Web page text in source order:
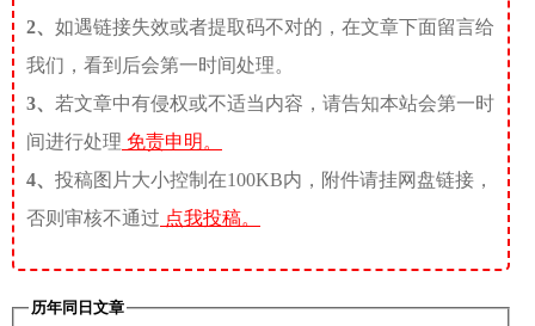
2、 如遇链接失效或者提取码不对的，在文章下面留言给
我们，看到后会第一时间处理。
3、 若文章中有侵权或不适当内容，请告知本站会第一时
间进行处理 免责申明。
4、 投稿图片大小控制在100KB内，附件请挂网盘链接，
否则审核不通过 点我投稿。
历年同日文章